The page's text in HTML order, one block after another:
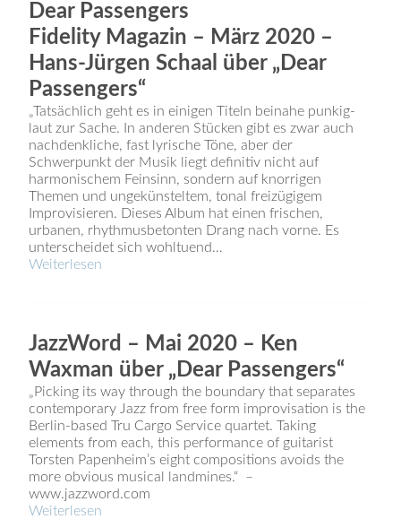
Dear Passengers
Fidelity Magazin – März 2020 –
Hans-Jürgen Schaal über „Dear
Passengers“
„Tatsächlich geht es in einigen Titeln beinahe punkig-
laut zur Sache. In anderen Stücken gibt es zwar auch
nachdenkliche, fast lyrische Töne, aber der
Schwerpunkt der Musik liegt definitiv nicht auf
harmonischem Feinsinn, sondern auf knorrigen
Themen und ungekünsteltem, tonal freizügigem
Improvisieren. Dieses Album hat einen frischen,
urbanen, rhythmusbetonten Drang nach vorne. Es
unterscheidet sich wohltuend…
Weiterlesen
JazzWord – Mai 2020 – Ken
Waxman über „Dear Passengers“
„Picking its way through the boundary that separates
contemporary Jazz from free form improvisation is the
Berlin-based Tru Cargo Service quartet. Taking
elements from each, this performance of guitarist
Torsten Papenheim’s eight compositions avoids the
more obvious musical landmines.“ –
www.jazzword.com
Weiterlesen